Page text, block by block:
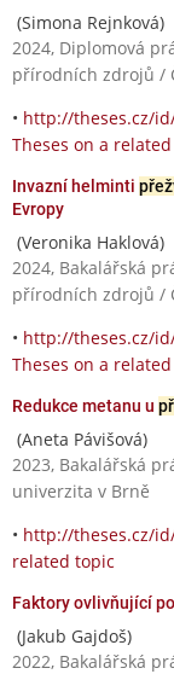
(Simona Rejnková)
2024, Diplomová
přírodních zdrojů /
• http://theses.cz/
Theses on a
Invazní helminti
Evropy
(Veronika Haklová)
2024, Bakalářská
přírodních zdrojů /
• http://theses.cz/
Theses on a
Redukce metanu u
(Aneta Pávišová)
2023, Bakalářská
univerzita v Brně
• http://theses.cz/
related topic
Faktory ovlivňující
(Jakub Gajdoš)
2022, Bakalářská